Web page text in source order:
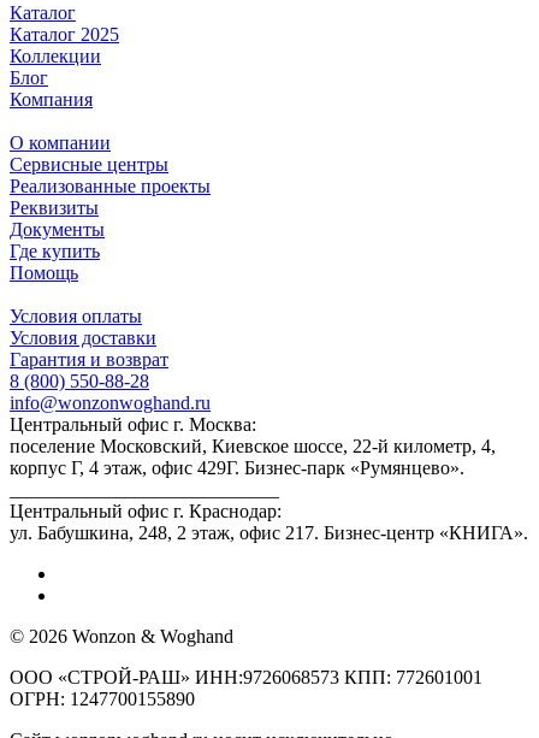
Каталог
Каталог 2025
Коллекции
Блог
Компания
О компании
Сервисные центры
Реализованные проекты
Реквизиты
Документы
Где купить
Помощь
Условия оплаты
Условия доставки
Гарантия и возврат
8 (800) 550-88-28
info@wonzonwoghand.ru
Центральный офис г. Москва:
поселение Московский, Киевское шоссе, 22-й километр, 4,
корпус Г, 4 этаж, офис 429Г. Бизнес-парк «Румянцево».
Центральный офис г. Краснодар:
ул. Бабушкина, 248, 2 этаж, офис 217. Бизнес-центр «КНИГА».
© 2026 Wonzon & Woghand
ООО «СТРОЙ-РАШ» ИНН:9726068573 КПП: 772601001
ОГРН: 1247700155890